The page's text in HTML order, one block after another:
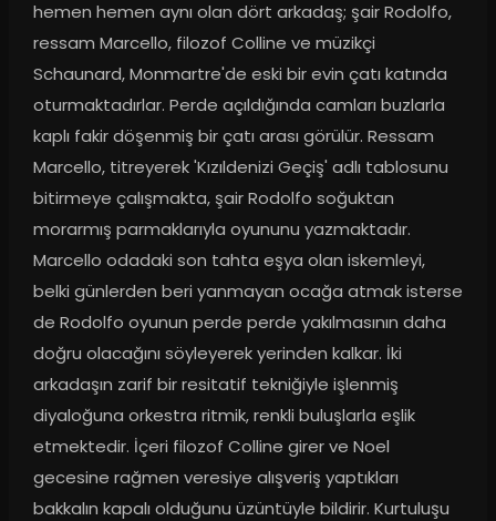
hemen hemen aynı olan dört arkadaş; şair Rodolfo,
ressam Marcello, filozof Colline ve müzikçi
Schaunard, Monmartre'de eski bir evin çatı katında
oturmaktadırlar. Perde açıldığında camları buzlarla
kaplı fakir döşenmiş bir çatı arası görülür. Ressam
Marcello, titreyerek 'Kızıldenizi Geçiş' adlı tablosunu
bitirmeye çalışmakta, şair Rodolfo soğuktan
morarmış parmaklarıyla oyununu yazmaktadır.
Marcello odadaki son tahta eşya olan iskemleyi,
belki günlerden beri yanmayan ocağa atmak isterse
de Rodolfo oyunun perde perde yakılmasının daha
doğru olacağını söyleyerek yerinden kalkar. İki
arkadaşın zarif bir resitatif tekniğiyle işlenmiş
diyaloğuna orkestra ritmik, renkli buluşlarla eşlik
etmektedir. İçeri filozof Colline girer ve Noel
gecesine rağmen veresiye alışveriş yaptıkları
bakkalın kapalı olduğunu üzüntüyle bildirir. Kurtuluşu